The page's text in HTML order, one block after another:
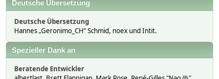
Deutsche Übersetzung
Deutsche Übersetzung
Hannes „Geronimo_CH“ Schmid, noex und Intit.
Spezieller Dank an
Beratende Entwickler